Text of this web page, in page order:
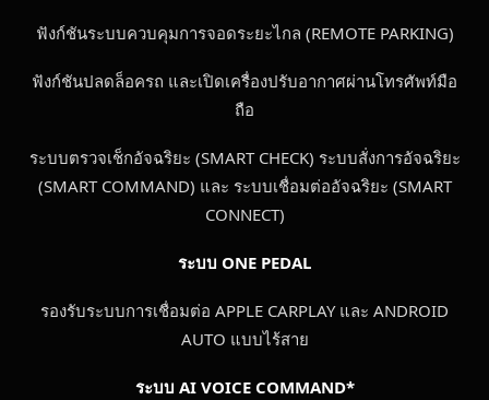
ฟังก์ชันระบบควบคุมการจอดระยะไกล (REMOTE PARKING)
ฟังก์ชันปลดล็อครถ และเปิดเครื่องปรับอากาศผ่านโทรศัพท์มือ
ถือ
ระบบตรวจเช็กอัจฉริยะ (SMART CHECK) ระบบสั่งการอัจฉริยะ
(SMART COMMAND) และ ระบบเชื่อมต่ออัจฉริยะ (SMART
CONNECT)
ระบบ ONE PEDAL
รองรับระบบการเชื่อมต่อ APPLE CARPLAY และ ANDROID
AUTO แบบไร้สาย
ระบบ AI VOICE COMMAND*